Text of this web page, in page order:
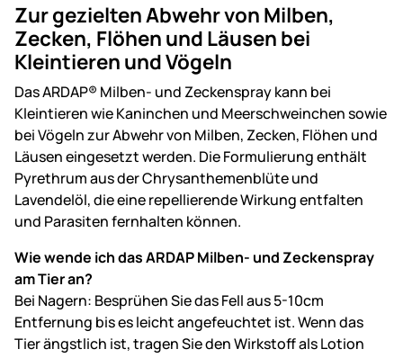
Zur gezielten Abwehr von Milben,
Zecken, Flöhen und Läusen bei
Kleintieren und Vögeln
Das ARDAP® Milben- und Zeckenspray kann bei
Kleintieren wie Kaninchen und Meerschweinchen sowie
bei Vögeln zur Abwehr von Milben, Zecken, Flöhen und
Läusen eingesetzt werden. Die Formulierung enthält
Pyrethrum aus der Chrysanthemenblüte und
Lavendelöl, die eine repellierende Wirkung entfalten
und Parasiten fernhalten können.
Wie wende ich das ARDAP Milben- und Zeckenspray
am Tier an?
Bei Nagern: Besprühen Sie das Fell aus 5-10cm
Entfernung bis es leicht angefeuchtet ist. Wenn das
Tier ängstlich ist, tragen Sie den Wirkstoff als Lotion